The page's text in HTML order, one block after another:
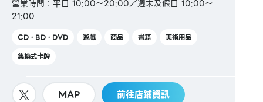
營業時間：平日 10:00～20:00／週末及假日 10:00～
21:00
CD・BD・DVD 遊戲 商品 書籍
美術用品
集換式卡牌
MAP 前往店鋪資訊